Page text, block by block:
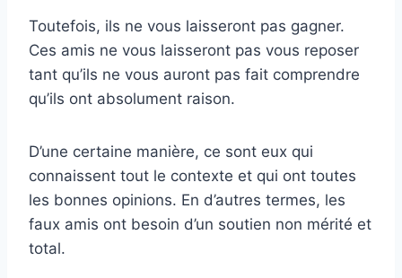
Toutefois, ils ne vous laisseront pas gagner.
Ces amis ne vous laisseront pas vous reposer
tant qu’ils ne vous auront pas fait comprendre
qu’ils ont absolument raison.
D’une certaine manière, ce sont eux qui
connaissent tout le contexte et qui ont toutes
les bonnes opinions. En d’autres termes, les
faux amis ont besoin d’un soutien non mérité et
total.